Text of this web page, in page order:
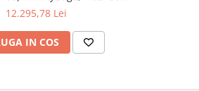
DDR4 2666MHz,
Killer Wifi 802.11ac, BT,
FGPR, Backlit
12.295,78 Lei
IN COS